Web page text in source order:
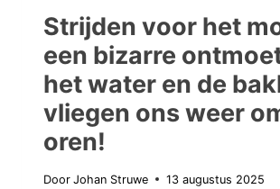
Strijden voor het
een bizarre
het water en de
vliegen ons weer
oren!
Door Johan Struwe 13 augustus 2025